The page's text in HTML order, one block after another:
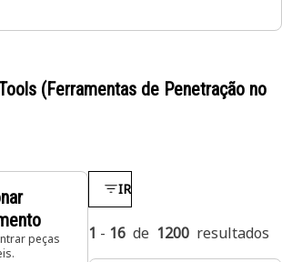
(Ferramentas de Penetração no
peças
IR
1 - 16 de 1200 resultados